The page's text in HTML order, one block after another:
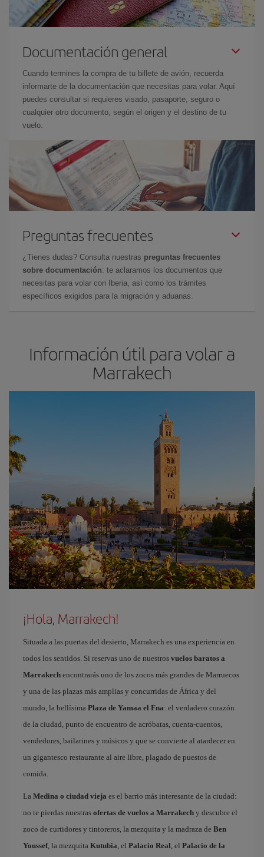
Documentación general
Cuando termines la compra de tu billete de avión, recuerda
informarte de la documentación que necesitas para volar. Aquí
puedes consultar si requieres visado, pasaporte, seguro o
cualquier otro documento, según el origen y el destino de tu
vuelo.
Preguntas frecuentes
¿Tienes dudas? Consulta nuestras preguntas frecuentes
sobre documentación: te aclaramos los documentos que
necesitas para volar con Iberia, así como los trámites
específicos exigidos para la migración y aduanas.
Información útil para volar a
Marrakech
¡Hola, Marrakech!
Situada a las puertas del desierto, Marrakech es una experiencia en
todos los sentidos. Si reservas uno de nuestros vuelos baratos a
Marrakech encontrarás uno de los zocos más grandes de Marruecos
y una de las plazas más amplias y concurridas de África y del
mundo, la bellísima Plaza de Yamaa el Fna: el verdadero corazón
de la ciudad, punto de encuentro de acróbatas, cuenta-cuentos,
vendedores, bailarines y músicos y que se convierte al atardecer en
un gigantesco restaurante al aire libre, plagado de puestos de
comida.
La Medina o ciudad vieja es el barrio más interesante de la ciudad:
no te pierdas nuestras ofertas de vuelos a Marrakech y descubre el
zoco de curtidores y tintoreros, la mezquita y la madraza de Ben
Youssef, la mezquita Kutubia, el Palacio Real, el Palacio de la